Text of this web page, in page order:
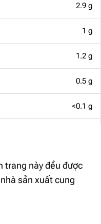
2.9 g
1 g
1.2 g
0.5 g
<0.1 g
3.8 mg
trang này đều được
sản xuất cung